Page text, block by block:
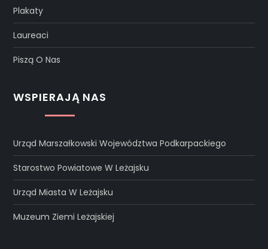
Plakaty
Laureaci
Piszą O Nas
WSPIERAJĄ NAS
Urząd Marszałkowski Województwa Podkarpackiego
Starostwo Powiatowe W Leżajsku
Urząd Miasta W Leżajsku
Muzeum Ziemi Leżajskiej